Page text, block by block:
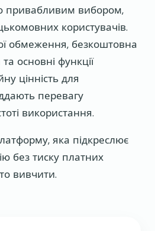
привабливим вибором,
користувачів.
обмеження, безкоштовна
основні функції
цінність для
перевагу
використання.
яка підкреслює
без тиску платних
вивчити.